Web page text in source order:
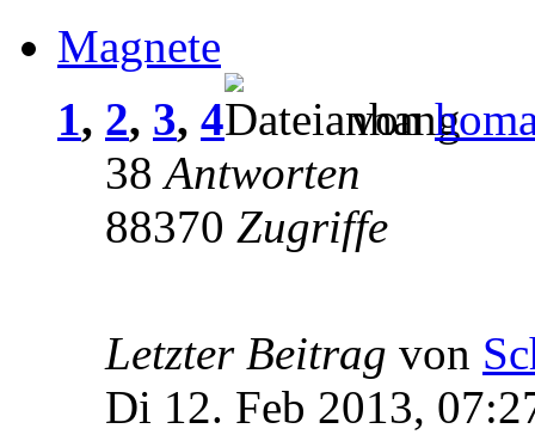
Magnete
1, 2, 3, 4 von
38Antworten
88370 Zugriffe
Letzter Beitrag von
Di 12. Feb 2013,